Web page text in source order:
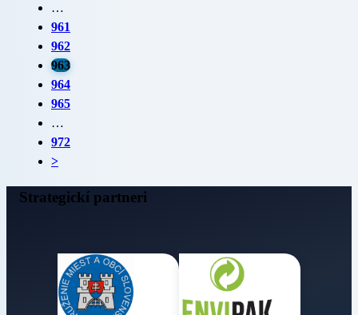
…
961
962
963
964
965
…
972
>
Strategickí partneri